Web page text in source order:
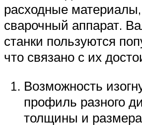
расходные
сварочный аппарат.
станки пользуются
что связано с их
Возможность
профиль разного
толщины и размера